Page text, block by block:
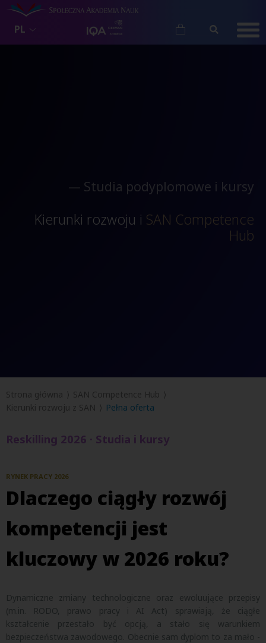
PL
— Studia podyplomowe i kursy
Kierunki rozwoju i SAN Competence
Hub
Strona główna
SAN Competence Hub
Kierunki rozwoju z SAN
Pełna oferta
Reskilling 2026 · Studia i kursy
RYNEK PRACY 2026
Dlaczego ciągły rozwój
kompetencji jest
kluczowy w 2026 roku?
Dynamiczne zmiany technologiczne oraz ewoluujące przepisy
(m.in. RODO, prawo pracy i AI Act) sprawiają, że ciągłe
kształcenie przestało być opcją, a stało się warunkiem
bezpieczeństwa zawodowego. Obecnie sam dyplom to za mało -